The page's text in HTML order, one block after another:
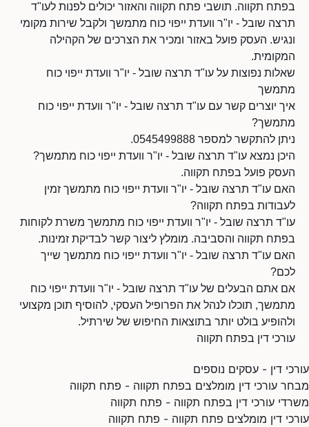
בפתח תקווה. תושבי פתח תקווה והאזור יכולים לפנות לעו"ד
תרצה שובל - יו"ר וועדת ייפוי כוח מתמשך ולקבל שירות מקומי
ונגיש. העסק פועל באזור ומכיר את הצרכים של הקהילה
המקומית.
שאלות נפוצות על עו"ד תרצה שובל - יו"ר וועדת ייפוי כוח
מתמשך
איך יוצרים קשר עם עו"ד תרצה שובל - יו"ר וועדת ייפוי כוח
מתמשך?
ניתן להתקשר למספר 0545499888.
היכן נמצא עו"ד תרצה שובל - יו"ר וועדת ייפוי כוח מתמשך?
העסק פועל בפתח תקווה.
האם עו"ד תרצה שובל - יו"ר וועדת ייפוי כוח מתמשך זמין
לעבודות בפתח תקווה?
עו"ד תרצה שובל - יו"ר וועדת ייפוי כוח מתמשך משרת לקוחות
בפתח תקווה והסביבה. מומלץ ליצור קשר לבדיקת זמינות.
האם עו"ד תרצה שובל - יו"ר וועדת ייפוי כוח מתמשך שייך
לכם?
אם אתם הבעלים של עו"ד תרצה שובל - יו"ר וועדת ייפוי כוח
מתמשך, תוכלו לנהל את הפרופיל העסקי, להוסיף תוכן מקצועי
ולהופיע בולט יותר בתוצאות החיפוש של שירתיל.
עורכי דין בפתח תקווה
עורכי דין - עסקים נוספים
מבחר עורכי דין מומלצים בפתח תקווה - פתח תקווה
משרדי עורכי דין בפתח תקווה - פתח תקווה
עורכי דין מומלצים פתח תקווה - פתח תקווה